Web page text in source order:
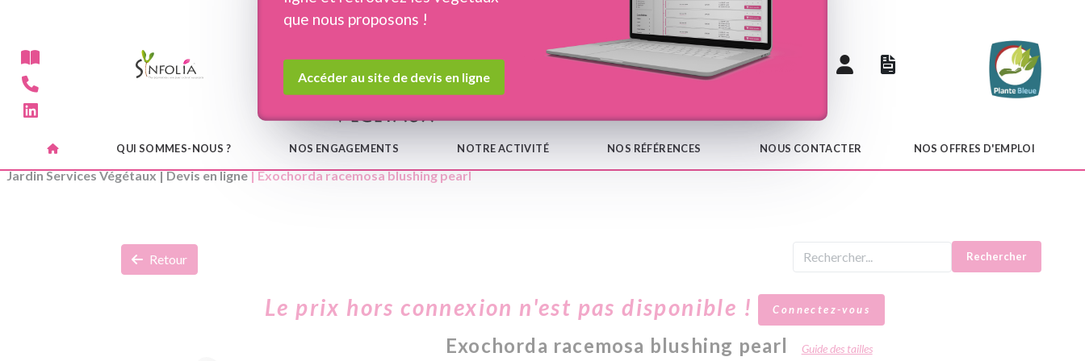
Devis en ligne Notre catalogue
QUI SOMMES-NOUS ? NOS ENGAGEMENTS NOTRE ACTIVITÉ NOS RÉFÉRENCES NOUS CONTACTER NOS OFFRES D'EMPLOI
que nous proposons !
Accéder au site de devis en ligne
Jardin Services Végétaux|Devis en ligne| Exochorda racemosa blushing pearl
Retour Rechercher
Le prix hors connexion n'est pas disponible ! Connectez-vous
Exochorda racemosa blushing pearl Guide des tailles